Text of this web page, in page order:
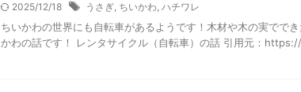
2025/12/18 うさぎ, ちいかわ, ハチワレ
ちいかわの世界にも自転車があるようです！木材や木の実でで
かわの話です！ レンタサイクル（自転車）の話 引用元：